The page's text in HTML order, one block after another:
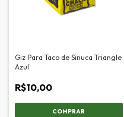
Giz Para Taco de Sinuca Triangle
Azul
R$10,00